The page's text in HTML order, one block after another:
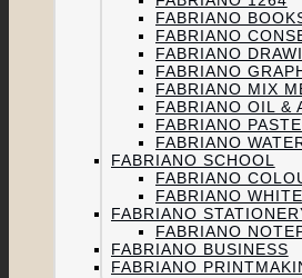
FABRIANO
FABRIANO
FABRIANO
FABRIANO
FABRIANO MIX
FABRIANO OIL &
FABRIANO
FABRIANO
FABRIANO SCHOOL
FABRIANO
FABRIANO
FABRIANO
FABRIANO
FABRIANO BUSINESS
FABRIANO